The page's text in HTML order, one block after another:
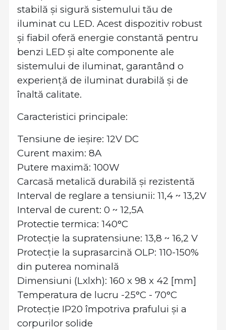
stabilă și sigură sistemului tău de
iluminat cu LED. Acest dispozitiv robust
și fiabil oferă energie constantă pentru
benzi LED și alte componente ale
sistemului de iluminat, garantând o
experiență de iluminat durabilă și de
înaltă calitate.
Caracteristici principale:
Tensiune de ieșire: 12V DC
Curent maxim: 8A
Putere maximă: 100W
Carcasă metalică durabilă și rezistentă
Interval de reglare a tensiunii: 11,4 ~ 13,2V
Interval de curent: 0 ~ 12,5A
Protectie termica: 140°C
Protecție la supratensiune: 13,8 ~ 16,2 V
Protecție la suprasarcină OLP: 110-150%
din puterea nominală
Dimensiuni (Lxlxh): 160 x 98 x 42 [mm]
Temperatura de lucru -25°C - 70°C
Protecție IP20 împotriva prafului și a
corpurilor solide